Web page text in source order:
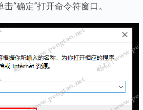
“确定”打开命令符窗口。